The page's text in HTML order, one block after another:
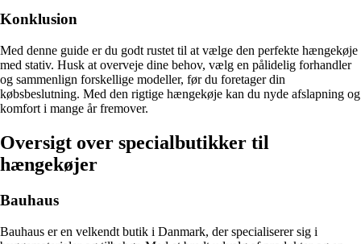
Konklusion
Med denne guide er du godt rustet til at vælge den perfekte hængekøje
med stativ. Husk at overveje dine behov, vælg en pålidelig forhandler
og sammenlign forskellige modeller, før du foretager din
købsbeslutning. Med den rigtige hængekøje kan du nyde afslapning og
komfort i mange år fremover.
Oversigt over specialbutikker til
hængekøjer
Bauhaus
Bauhaus er en velkendt butik i Danmark, der specialiserer sig i